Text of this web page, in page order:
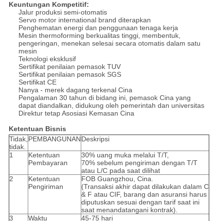
Keuntungan Kompetitif:
Jalur produksi semi-otomatis
Servo motor international brand diterapkan
Penghematan energi dan penggunaan tenaga kerja
Mesin thermoforming berkualitas tinggi, membentuk,
pengeringan, menekan selesai secara otomatis dalam satu
mesin
Teknologi eksklusif
Sertifikat penilaian pemasok TUV
Sertifikat penilaian pemasok SGS
Sertifikat CE
Nanya - merek dagang terkenal Cina
Pengalaman 30 tahun di bidang ini, pemasok Cina yang
dapat diandalkan, didukung oleh pemerintah dan universitas
Direktur tetap Asosiasi Kemasan Cina
Ketentuan Bisnis
Tidak,
tidak.
PEMBANGUNANDeskripsi
1
Ketentuan
Pembayaran
30% uang muka melalui T/T,
70% sebelum pengiriman dengan T/T
atau L/C pada saat dilihat
2
Ketentuan
Pengiriman
FOB Guangzhou, Cina.
(Transaksi akhir dapat dilakukan dalam C
& F atau CIF, barang dan asuransi harus
diputuskan sesuai dengan tarif saat ini
saat menandatangani kontrak).
3
Waktu
45-75 hari